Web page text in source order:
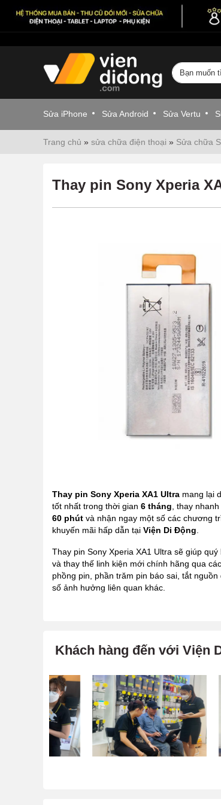
Sửa iPhone Sửa Android Sửa Vertu
Trang chủ » sửa chữa điện thoại » Sửa chữa
Thay pin Sony Xperia
Thay pin Sony Xperia XA1 Ultra mang lại
tốt nhất trong thời gian 6 tháng , thay
60 phút và nhận ngay một số các chương
khuyến mãi hấp dẫn tại Viện Di Động
Thay pin Sony Xperia XA1 Ultra sẽ giúp
và thay thế linh kiện mới chính hãng qua
phồng pin, phần trăm pin báo sai, tắt
số ảnh hưởng liên quan khác.
Khách hàng đến với Viện